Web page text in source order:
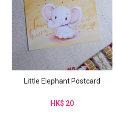
Little Elephant Postcard
HK$ 20